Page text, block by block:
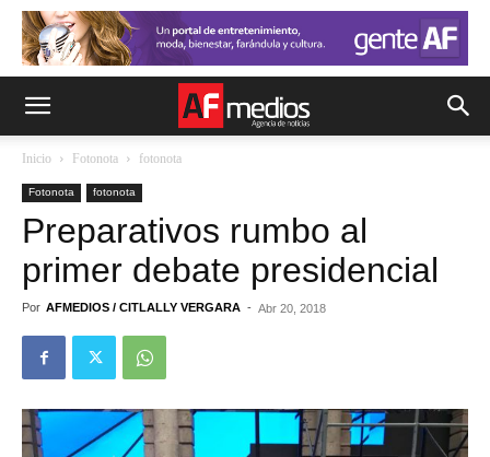
Inicio Fotonota fotonota
Fotonota fotonota
Preparativos rumbo al
primer debate presidencial
Por AFMEDIOS / CITLALLY VERGARA - Abr 20, 2018